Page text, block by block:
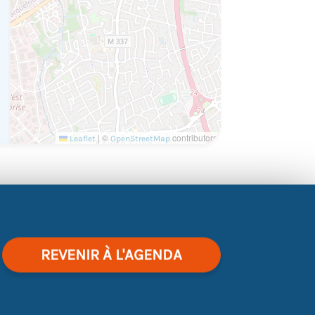
REVENIR À L'AGENDA
Leaflet | © OpenStreetMapcontributors
Sainte-Luce-sur-Loire ⏰De 13h30 à
?